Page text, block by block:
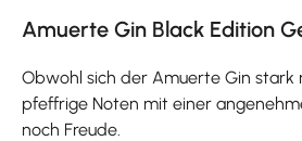
Amuerte Gin Black Edition
Obwohl sich der Amuerte Gin stark
pfeffrige Noten mit einer
noch Freude.